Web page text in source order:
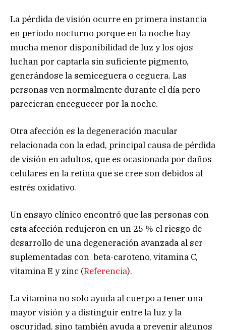
La pérdida de visión ocurre en primera instancia
en periodo nocturno porque en la noche hay
mucha menor disponibilidad de luz y los ojos
luchan por captarla sin suficiente pigmento,
generándose la semiceguera o ceguera. Las
personas ven normalmente durante el día pero
parecieran enceguecer por la noche.
Otra afección es la degeneración macular
relacionada con la edad, principal causa de pérdida
de visión en adultos, que es ocasionada por daños
celulares en la retina que se cree son debidos al
estrés oxidativo.
Un ensayo clínico encontró que las personas con
esta afección redujeron en un 25 % el riesgo de
desarrollo de una degeneración avanzada al ser
suplementadas con beta-caroteno, vitamina C,
vitamina E y zinc (Referencia).
La vitamina no solo ayuda al cuerpo a tener una
mayor visión y a distinguir entre la luz y la
oscuridad, sino también ayuda a prevenir algunos